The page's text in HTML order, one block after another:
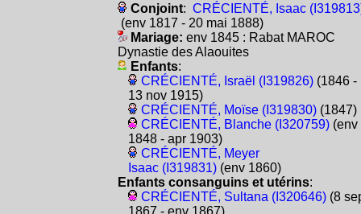
Conjoint: CRÉCIENTÉ, Isaac
(env 1817 - 20 mai 1888)
Mariage: env 1845 : Rabat MAROC
Dynastie des Alaouites
Enfants:
CRÉCIENTÉ, Israël (I319826)(1846 -
13 nov 1915)
CRÉCIENTÉ, Moïse (I319830)(1847)
CRÉCIENTÉ, Blanche (I320759)(env
1848 - apr 1903)
CRÉCIENTÉ, Meyer
Isaac (I319831)(env 1860)
Enfants consanguins et utérins:
CRÉCIENTÉ, Sultana (I320646)(8
1867 - env 1867)